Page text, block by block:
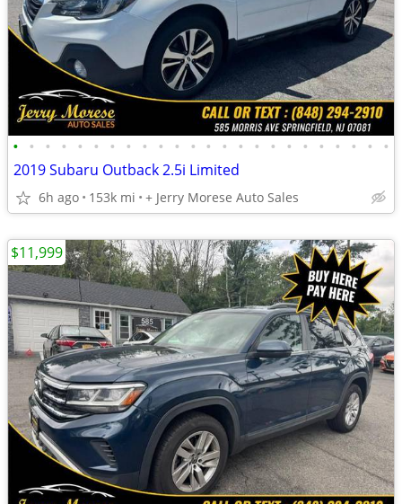
• • • • • • • • • • • • • • • • • • • • • • • •
2019 Subaru Outback 2.5i Limited
6h ago 153k mi + Jerry Morese Auto Sales
$11,999